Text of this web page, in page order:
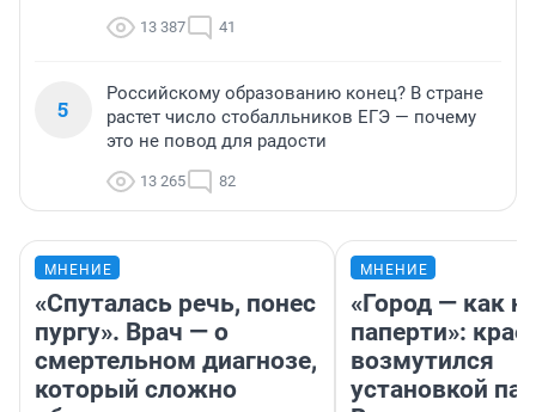
13 387 41
5
Российскому образованию конец? В стране
растет число стобалльников ЕГЭ — почему
это не повод для радости
13 265 82
МНЕНИЕ
«Спуталась речь, понес
пургу». Врач — о
смертельном диагнозе,
который сложно
МНЕНИЕ
«Город — как
паперти»:
возмутился
установкой